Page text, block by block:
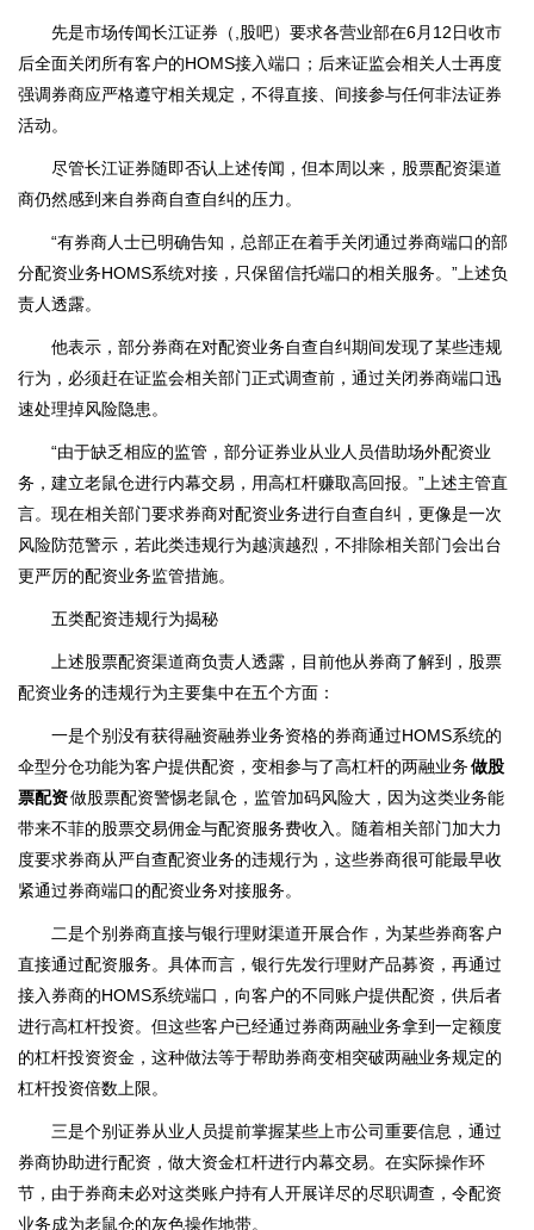
先是市场传闻长江证券（,股吧）要求各营业部在6月12日收市
后全面关闭所有客户的HOMS接入端口；后来证监会相关人士再度
强调券商应严格遵守相关规定，不得直接、间接参与任何非法证券
活动。
尽管长江证券随即否认上述传闻，但本周以来，股票配资渠道
商仍然感到来自券商自查自纠的压力。
“有券商人士已明确告知，总部正在着手关闭通过券商端口的部
分配资业务HOMS系统对接，只保留信托端口的相关服务。”上述负
责人透露。
他表示，部分券商在对配资业务自查自纠期间发现了某些违规
行为，必须赶在证监会相关部门正式调查前，通过关闭券商端口迅
速处理掉风险隐患。
“由于缺乏相应的监管，部分证券业从业人员借助场外配资业
务，建立老鼠仓进行内幕交易，用高杠杆赚取高回报。”上述主管直
言。现在相关部门要求券商对配资业务进行自查自纠，更像是一次
风险防范警示，若此类违规行为越演越烈，不排除相关部门会出台
更严厉的配资业务监管措施。
五类配资违规行为揭秘
上述股票配资渠道商负责人透露，目前他从券商了解到，股票
配资业务的违规行为主要集中在五个方面：
一是个别没有获得融资融券业务资格的券商通过HOMS系统的
伞型分仓功能为客户提供配资，变相参与了高杠杆的两融业务做股
票配资做股票配资警惕老鼠仓，监管加码风险大，因为这类业务能
带来不菲的股票交易佣金与配资服务费收入。随着相关部门加大力
度要求券商从严自查配资业务的违规行为，这些券商很可能最早收
紧通过券商端口的配资业务对接服务。
二是个别券商直接与银行理财渠道开展合作，为某些券商客户
直接通过配资服务。具体而言，银行先发行理财产品募资，再通过
接入券商的HOMS系统端口，向客户的不同账户提供配资，供后者
进行高杠杆投资。但这些客户已经通过券商两融业务拿到一定额度
的杠杆投资资金，这种做法等于帮助券商变相突破两融业务规定的
杠杆投资倍数上限。
三是个别证券从业人员提前掌握某些上市公司重要信息，通过
券商协助进行配资，做大资金杠杆进行内幕交易。在实际操作环
节，由于券商未必对这类账户持有人开展详尽的尽职调查，令配资
业务成为老鼠仓的灰色操作地带。